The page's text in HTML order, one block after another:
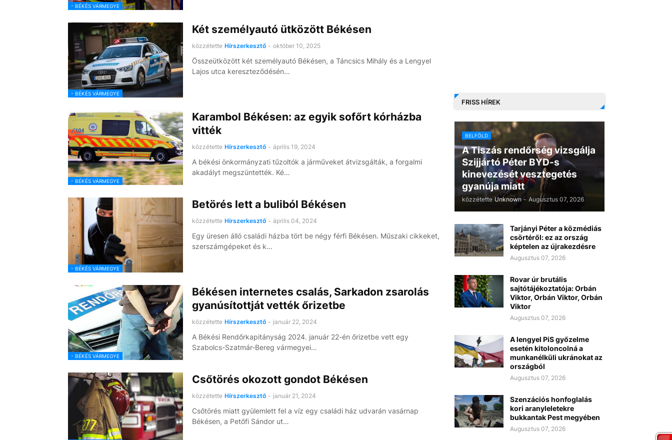
- BÉKÉS VÁRMEGYE
- BÉKÉS VÁRMEGYE
Két személyautó ütközött Békésen
közzétette Hírszerkesztő - október 10, 2025
Összeütközött két személyautó Békésen, a Táncsics Mihály és a Lengyel
Lajos utca kereszteződésén…
- BÉKÉS VÁRMEGYE
Karambol Békésen: az egyik sofőrt kórházba
vitték
közzétette Hírszerkesztő - április 19, 2024
A békési önkormányzati tűzoltók a járműveket átvizsgálták, a forgalmi
akadályt megszüntették. Ké…
- BÉKÉS VÁRMEGYE
Betörés lett a buliból Békésen
közzétette Hírszerkesztő - április 04, 2024
Egy üresen álló családi házba tört be négy férfi Békésen. Műszaki cikkeket,
szerszámgépeket és k…
- BÉKÉS VÁRMEGYE
Békésen internetes csalás, Sarkadon zsarolás
gyanúsítottját vették őrizetbe
közzétette Hírszerkesztő - január 22, 2024
A Békési Rendőrkapitányság 2024. január 22-én őrizetbe vett egy
Szabolcs-Szatmár-Bereg vármegyei…
Csőtörés okozott gondot Békésen
közzétette Hírszerkesztő - január 21, 2024
Csőtörés miatt gyülemlett fel a víz egy családi ház udvarán vasárnap
Békésen, a Petőfi Sándor ut…
FRISS HÍREK
BELFÖLD
A Tiszás rendőrség vizsgálja
Szijjártó Péter BYD-s
kinevezését vesztegetés
gyanúja miatt
közzétette Unknown - Augusztus 07, 2026
Tarjányi Péter a közmédiás
csörtéről: ez az ország
képtelen az újrakezdésre
Augusztus 07, 2026
Rovar úr brutális
sajtótájékoztatója: Orbán
Viktor, Orbán Viktor, Orbán
Viktor
Augusztus 07, 2026
A lengyel PiS győzelme
esetén kitoloncolná a
munkanélküli ukránokat az
országból
Augusztus 07, 2026
Szenzációs honfoglalás
kori aranyleletekre
bukkantak Pest megyében
Augusztus 07, 2026